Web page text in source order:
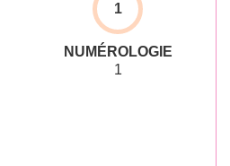
1
NUMÉROLOGIE
1